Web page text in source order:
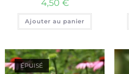
4,50 €
Ajouter au panier
ÉPUISÉ